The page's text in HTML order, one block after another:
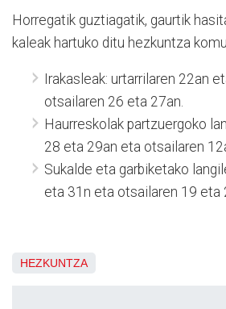
Horregatik guztiagatik, gaurtik
kaleak hartuko ditu hezkuntza
Irakasleak: urtarrilaren 22an
otsailaren 26 eta 27an.
Haurreskolak partzuergoko
28 eta 29an eta otsailaren
Sukalde eta garbiketako
eta 31n eta otsailaren 19 eta
HEZKUNTZA